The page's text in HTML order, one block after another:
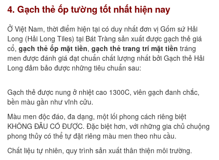
4. Gạch thẻ ốp tường tốt nhất hiện nay
Ở Việt Nam, thời điểm hiện tại có duy nhất đơn vị Gốm sứ Hải
Long (Hải Long Tiles) tại Bát Tràng sản xuất được gạch thẻ giá
cổ, gạch thẻ ốp mặt tiền, gạch thẻ trang trí mặt tiền tráng
men được đánh giá đạt chuẩn chất lượng nhất bởi Gạch thẻ Hải
Long đảm bảo được những tiêu chuẩn sau:
Gạch thẻ được nung ở nhiệt cao 1300C, viên gạch đanh chắc,
bền màu gần như vĩnh cửu.
Màu men độc đáo, đa dạng, một lối phong cách riêng biệt
KHÔNG ĐÂU CÓ ĐƯỢC. Đặc biệt hơn, với những gia chủ chuộng
phong thủy có thể tự đặt riêng màu men theo nhu cầu.
Chất liệu tự nhiên, quy trình sản xuất thân thiện môi trường.